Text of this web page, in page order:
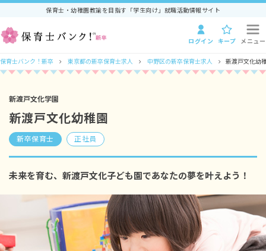
保育士・幼稚園教諭を目指す「学生向け」就職活動情報サイト
ログイン キープ メニュー
保育士バンク！新卒 東京都の新卒保育士求人 中野区の新卒保育士求人 新渡戸文化幼
新渡戸文化学園
新渡戸文化幼稚園
新卒保育士 正社員
未来を育む、新渡戸文化子ども園であなたの夢を叶えよう！